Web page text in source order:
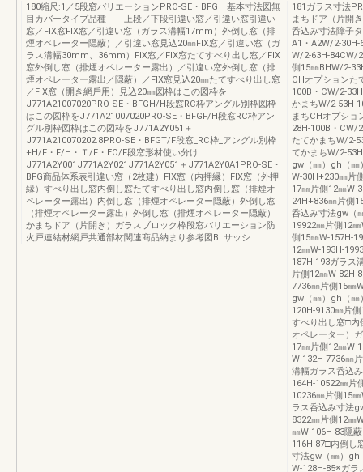
180縮尺:1／5段窓バリエーションPRO-SE・BFG 基本寸法図無
⽬カバータイプ品種 上段／下段引違い窓／引違い窓引違い
窓／FIX窓FIX窓／引違い窓（ガラス溝幅17mm）外倒し窓（排
煙オペレーター隠蔽）／引違い窓⾒込20㎜FIX窓／引違い窓（ガ
ラス溝幅30mm、36mm）FIX窓／FIX窓たてすべり出し窓／FIX
窓外倒し窓（排煙オペレーター露出）／引違い窓外倒し窓（排
煙オペレーター露出／隠蔽）／FIX窓⾒込20㎜たてすべり出し窓
／FIX窓（開き網⼾⽤）⾒込20㎜図枠はこの図枠を
J771A21007020PRO-SE・BFGH/H段窓RC枠アングル別枠図枠
はこの図枠をJ771A21007020PRO-SE・BFGF/H段窓RC枠アン
グル別枠図枠はこの図枠をJ771A2Y051＋
J771A210070202.8PRO-SE・BFGT/F段窓_RC枠_アングル別枠
+H/F・F/H・Ｔ/F・EO/F段窓形材使い分け
J771A2Y001J771A2Y021J771A2Y051＋J771A2Y0A1PRO-SE・
BFG商品体系表引違い窓（2枚建）FIX窓（内押縁）FIX窓（外押
縁）すべり出し窓内倒し窓たてすべり出し窓内倒し窓（排煙オ
ペレーター露出）内倒し窓（排煙オペレーター隠蔽）外倒し窓
（排煙オペレーター露出）外倒し窓（排煙オペレーター隠蔽）
かまちドア（片開き）ガラスブロック枠段窓バリエーション防
火戸連結材網戸共通部材関連商品納まり参考図BLサッシ
181ガラス寸法
まちドア（片開
呑込み寸法障子
A1・A2W/2-30H-
W/2-63H-84CW/
側15㎜BHW/2-
CHオプションた
100B・CW/2-
かまちW/2-53H-
まちCHオプショ
28H-100B・CW/
たてかまちW/2-
てかまちW/2-
gw（㎜）gh（㎜
W-30H+230㎜片
17㎜片側12㎜W-
24H+836㎜片側
呑込み寸法gw（
19922㎜片側12
側15㎜W-157H-
12㎜W-193H-
187H-193ガラス
片側12㎜W-82H-
7736㎜片側15㎜
gw（㎜）gh（㎜
120H-9130㎜片
すべり出し窓□内
オペレーター）
17㎜片側12㎜W-
W-132H-7736㎜
溝幅ガラス呑込
164H-10522㎜片
10236㎜片側15
ラス呑込み寸法
8322㎜片側12㎜
㎜W-106H-83隠
116H-87□内倒し
寸法gw（㎜）gh
W-128H-85※ガラ